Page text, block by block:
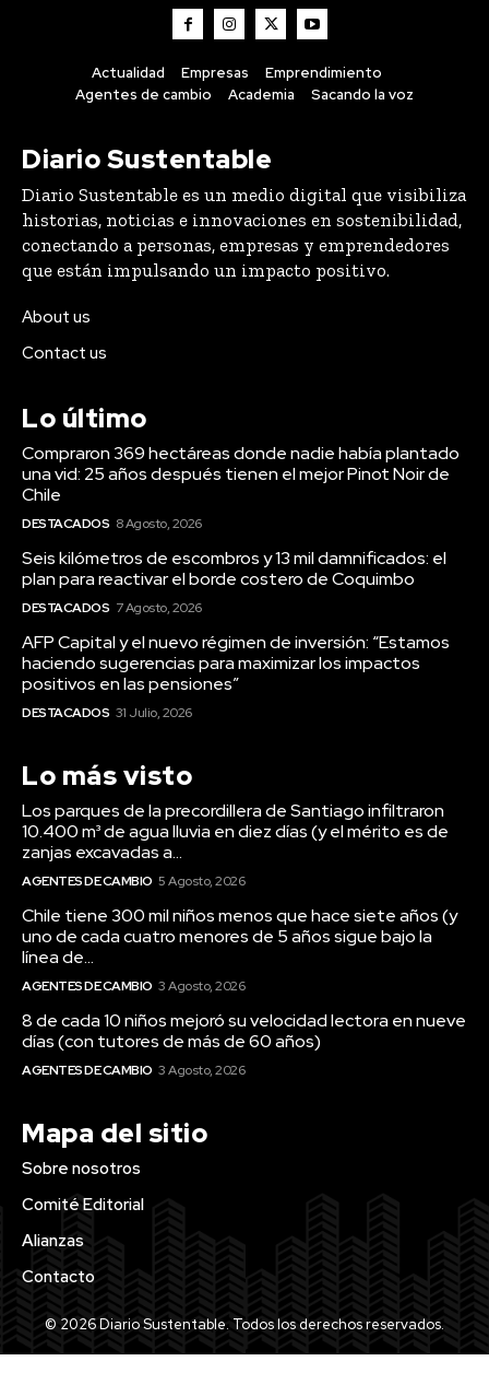
Actualidad Empresas
Emprendimiento
Agentes de cambio
Academia Sacando la voz
Diario Sustentable
Diario Sustentable es un medio digital que visibiliza
historias, noticias e innovaciones en sostenibilidad,
conectando a personas, empresas y emprendedores
que están impulsando un impacto positivo.
About us
Contact us
Lo último
Compraron 369 hectáreas donde nadie había plantado
una vid: 25 años después tienen el mejor Pinot Noir de
Chile
DESTACADOS 8 Agosto, 2026
Seis kilómetros de escombros y 13 mil damnificados: el
plan para reactivar el borde costero de Coquimbo
DESTACADOS 7 Agosto, 2026
AFP Capital y el nuevo régimen de inversión: “Estamos
haciendo sugerencias para maximizar los impactos
positivos en las pensiones”
DESTACADOS 31 Julio, 2026
Lo más visto
Los parques de la precordillera de Santiago infiltraron
10.400 m³ de agua lluvia en diez días (y el mérito es de
zanjas excavadas a...
AGENTES DE CAMBIO 5 Agosto, 2026
Chile tiene 300 mil niños menos que hace siete años (y
uno de cada cuatro menores de 5 años sigue bajo la
línea de...
AGENTES DE CAMBIO 3 Agosto, 2026
8 de cada 10 niños mejoró su velocidad lectora en nueve
días (con tutores de más de 60 años)
AGENTES DE CAMBIO 3 Agosto, 2026
Mapa del sitio
Sobre nosotros
Comité Editorial
Alianzas
Contacto
© 2026 Diario Sustentable. Todos los derechos reservados.